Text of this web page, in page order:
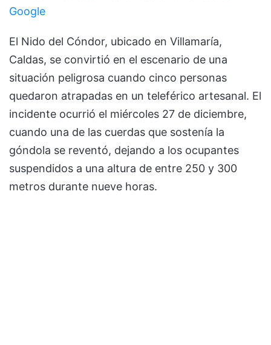
Google
El Nido del Cóndor, ubicado en Villamaría,
Caldas, se convirtió en el escenario de una
situación peligrosa cuando cinco personas
quedaron atrapadas en un teleférico artesanal. El
incidente ocurrió el miércoles 27 de diciembre,
cuando una de las cuerdas que sostenía la
góndola se reventó, dejando a los ocupantes
suspendidos a una altura de entre 250 y 300
metros durante nueve horas.